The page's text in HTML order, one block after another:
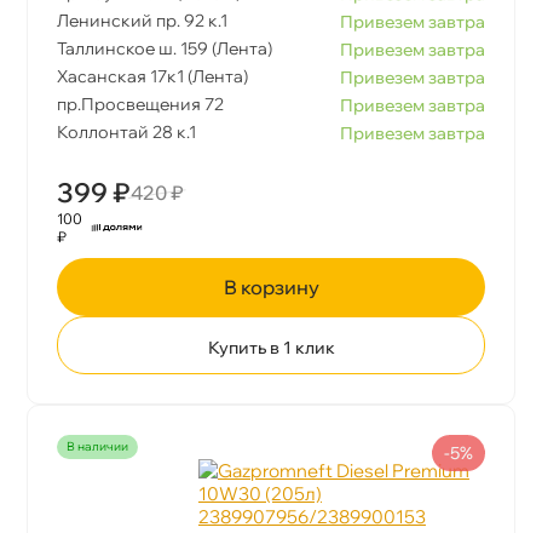
Ленинский пр. 92 к.1
Привезем завтра
Таллинское ш. 159 (Лента)
Привезем завтра
Хасанская 17к1 (Лента)
Привезем завтра
пр.Просвещения 72
Привезем завтра
Коллонтай 28 к.1
Привезем завтра
399 ₽420 ₽
100
₽
корзину
Купить в 1 клик
наличии -5%